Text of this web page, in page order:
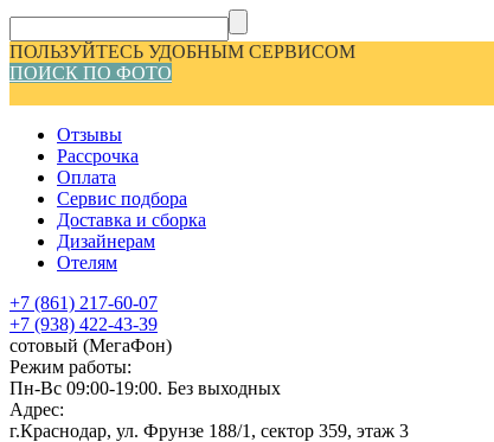
ПОЛЬЗУЙТЕСЬ УДОБНЫМ СЕРВИСОМ
ПОИСК ПО ФОТО
Отзывы
Рассрочка
Оплата
Сервис подбора
Доставка и сборка
Дизайнерам
Отелям
+7 (861) 217-60-07
+7 (938) 422-43-39
сотовый (МегаФон)
Режим работы:
Пн-Вс 09:00-19:00. Без выходных
Адрес:
г.Краснодар, ул. Фрунзе 188/1, сектор 359, этаж 3